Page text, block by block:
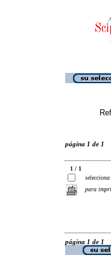
página 1 de 1
1 / 1
selecciona
para
página 1 de 1